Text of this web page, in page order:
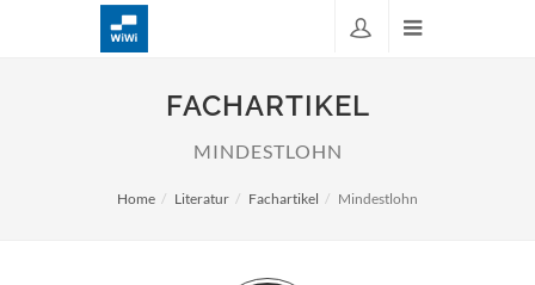
FACHARTIKEL
MINDESTLOHN
Home Literatur Fachartikel Mindestlohn